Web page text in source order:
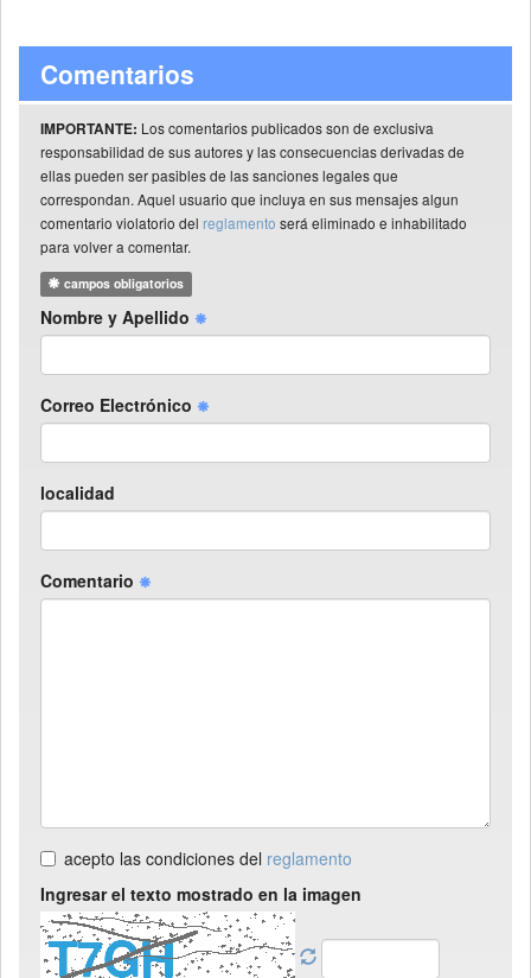
Comentarios
IMPORTANTE: Los comentarios publicados son de exclusiva
responsabilidad de sus autores y las consecuencias derivadas de
ellas pueden ser pasibles de las sanciones legales que
correspondan. Aquel usuario que incluya en sus mensajes algun
comentario violatorio del reglamento será eliminado e inhabilitado
para volver a comentar.
campos obligatorios
Nombre y Apellido
Correo Electrónico
localidad
Comentario
acepto las condiciones del reglamento
Ingresar el texto mostrado en la imagen